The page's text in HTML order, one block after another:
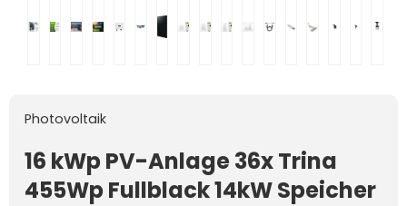
Photovoltaik
16 kWp PV-Anlage 36x Trina
455Wp Fullblack 14kW Speicher